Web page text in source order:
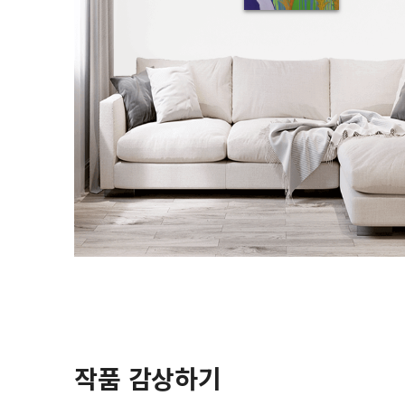
작품 감상하기